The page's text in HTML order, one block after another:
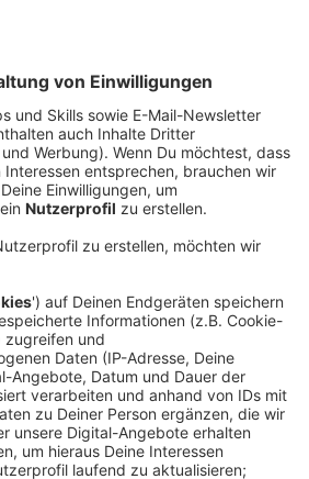
beides berichten: Als
Orleans lernt er 1910 den
Lestat de Lioncourt
Wie sich schnell rausstellt, ist
und Louis bereit, sich in einen
Sein Leben wird Louis
Mentor und Liebhaber
schließlich auch die junge
in eine Vampirin verwandelt,
blutige Dreiecksbeziehung.